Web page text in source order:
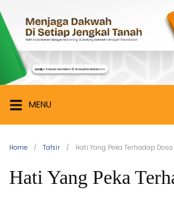
to
content
Himayah
Foundation
Menjaga
Dakwah
di
Setiap
Jengkal
MENU
Home Tafsir Hati Yang Peka Terhadap Dosa
Hati Yang Peka